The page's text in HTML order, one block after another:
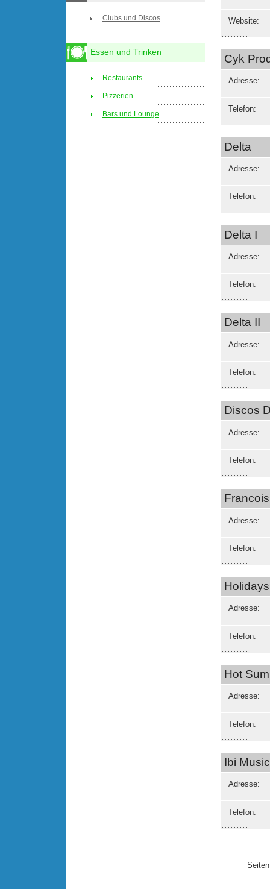
Website:
Cyk
Adresse:
Telefon:
Delta
Adresse:
Telefon:
Delta I
Adresse:
Telefon:
Delta II
Adresse:
Telefon:
Discos
Adresse:
Telefon:
Adresse:
Telefon:
Holidays
Adresse:
Telefon:
Hot
Adresse:
Telefon:
Ibi Music
Adresse:
Telefon:
Clubs und Discos
Essen und Trinken
Restaurants
Pizzerien
Bars und Lounge